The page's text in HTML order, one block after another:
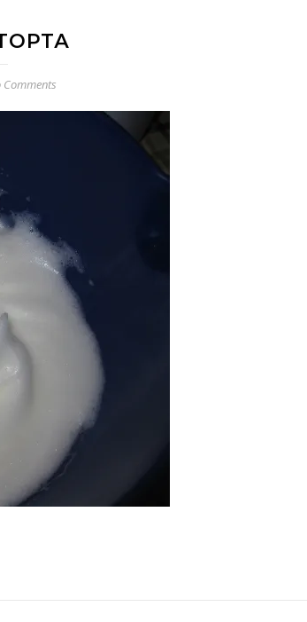
Comments